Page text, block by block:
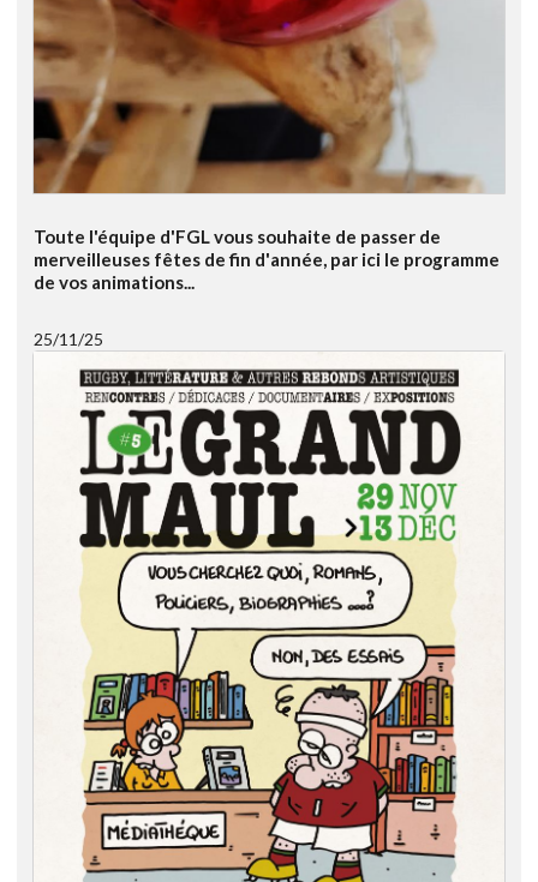
Toute l'équipe d'FGL vous souhaite de passer de
merveilleuses fêtes de fin d'année, par ici le programme
de vos animations...
25/11/25